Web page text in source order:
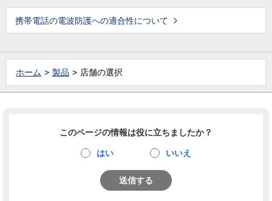
携帯電話の電波防護への適合性について
ホーム 製品 店舗の選択
このページの情報は役に立ちましたか？
はい いいえ
送信する